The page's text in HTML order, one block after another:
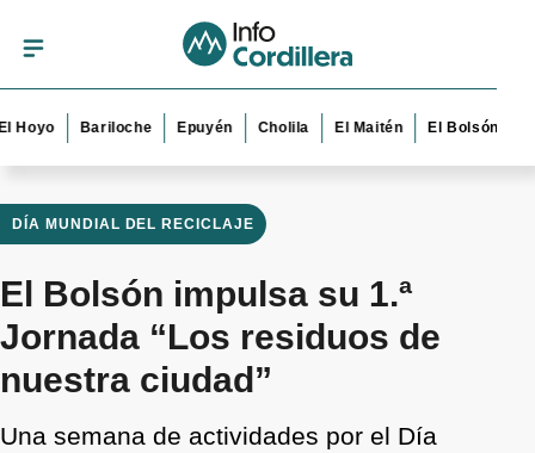
Bariloche Epuyén Cholila El Maitén El Bolsón Esquel
DÍA MUNDIAL DEL RECICLAJE
El Bolsón impulsa su 1.ª
Jornada “Los residuos de
nuestra ciudad”
Una semana de actividades por el Día